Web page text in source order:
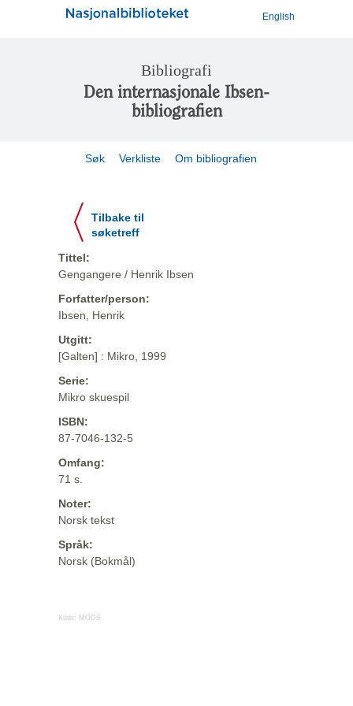
English
Bibliografi
Den internasjonale Ibsen-
bibliografien
Søk Verkliste Om bibliografien
Tilbake til
søketreff
Tittel:
Gengangere / Henrik Ibsen
Forfatter/person:
Ibsen, Henrik
Utgitt:
[Galten] : Mikro, 1999
Serie:
Mikro skuespil
ISBN:
87-7046-132-5
Omfang:
71 s.
Noter:
Norsk tekst
Språk:
Norsk (Bokmål)
Kilde: MODS